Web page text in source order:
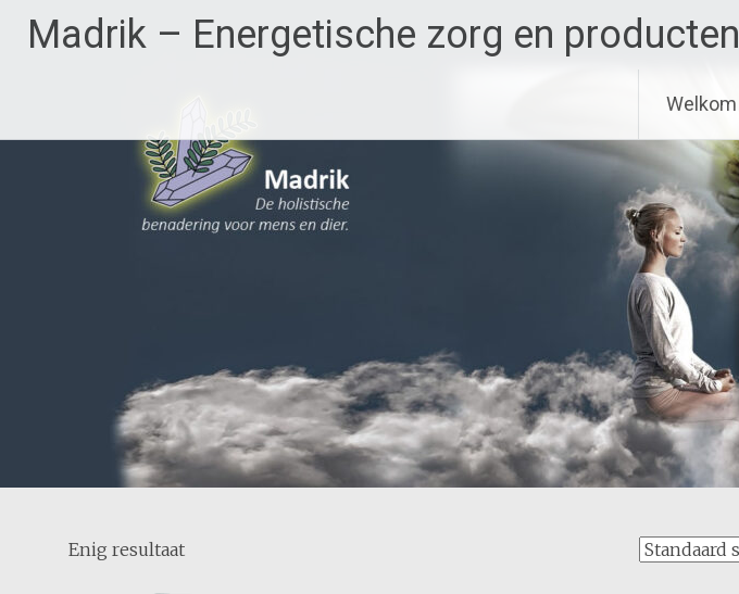
Madrik – Energetische zorg en producten
Welkom
Enig resultaat